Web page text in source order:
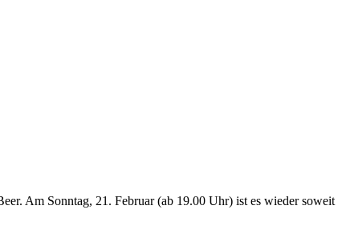
Am Sonntag, 21. Februar (ab 19.00 Uhr) ist es wieder soweit